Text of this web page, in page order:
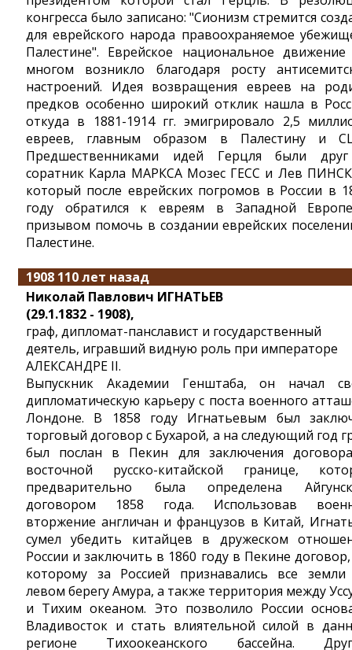
конгресса было записано: "Сионизм стремится
для еврейского народа правоохраняемое
Палестине". Еврейское национальное
многом возникло благодаря росту
настроений. Идея возвращения евреев на
предков особенно широкий отклик нашла в
откуда в 1881-1914 гг. эмигрировало 2,5
евреев, главным образом в Палестину и
Предшественниками идей Герцля были
соратник Карла МАРКСА Мозес ГЕСС и Лев
который после еврейских погромов в России в
году обратился к евреям в Западной
призывом помочь в создании еврейских
Палестине.
1908 110 лет назад
Николай Павлович ИГНАТЬЕВ
(29.1.1832 - 1908),
граф, дипломат-панславист и государственный
деятель, игравший видную роль при императоре
АЛЕКСАНДРЕ II.
Выпускник Академии Генштаба, он начал
дипломатическую карьеру с поста военного
Лондоне. В 1858 году Игнатьевым был
торговый договор с Бухарой, а на следующий год
был послан в Пекин для заключения
восточной русско-китайской границе,
предварительно была определена
договором 1858 года. Использовав
вторжение англичан и французов в Китай,
сумел убедить китайцев в дружеском
России и заключить в 1860 году в Пекине
которому за Россией признавались все
левом берегу Амура, а также территория между
и Тихим океаном. Это позволило России
Владивосток и стать влиятельной силой в
регионе Тихоокеанского бассейна.